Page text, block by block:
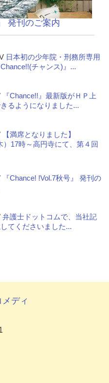
発刊のご案内
日本初の少年院・刑務所専用
チャンス)』...
『Chance!!』最新版がＨＰ上
るようになりました...
【満席となりました】
）17時～高円寺にて、第４回
『Chance! !Vol.7秋号』 発刊の
弁護士ドットコムで、当社記
てくださいました...
ディ